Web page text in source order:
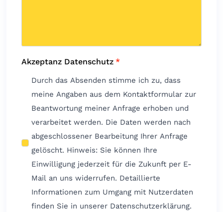
Akzeptanz Datenschutz *
Durch das Absenden stimme ich zu, dass
meine Angaben aus dem Kontaktformular zur
Beantwortung meiner Anfrage erhoben und
verarbeitet werden. Die Daten werden nach
abgeschlossener Bearbeitung Ihrer Anfrage
gelöscht. Hinweis: Sie können Ihre
Einwilligung jederzeit für die Zukunft per E-
Mail an uns widerrufen. Detaillierte
Informationen zum Umgang mit Nutzerdaten
finden Sie in unserer Datenschutzerklärung.